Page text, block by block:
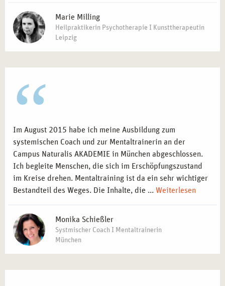
Marie Milling
Heilpraktikerin Psychotherapie I Kunsttherapeutin
Leipzig
Im August 2015 habe ich meine Ausbildung zum
systemischen Coach und zur Mentaltrainerin an der
Campus Naturalis AKADEMIE in München abgeschlossen.
Ich begleite Menschen, die sich im Erschöpfungszustand
im Kreise drehen. Mentaltraining ist da ein sehr wichtiger
Bestandteil des Weges. Die Inhalte, die ... Weiterlesen
Monika Schießler
Systmischer Coach I Mentaltrainerin
München